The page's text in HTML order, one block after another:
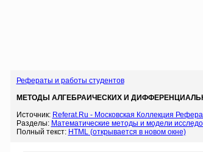
Рефераты и работы студентов
МЕТОДЫ АЛГЕБРАИЧЕСКИХ И
Источник: Referat.Ru - Московская Коллекция
Разделы: Математические методы и модели
Полный текст: HTML (открывается в новом окне)